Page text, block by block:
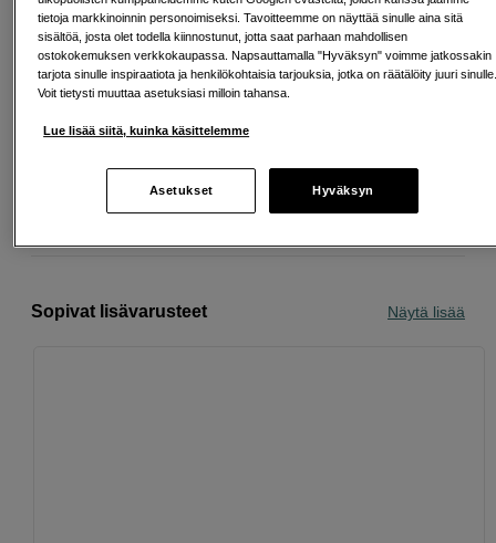
välilehteen)
Osta nyt ja maksa myöhemmin
Henkilökohtaista palvelua
Sopivat lisävarusteet Näytä lisää
tietoja markkinoinnin personoimiseksi. Tavoitteemme on näyttää sinulle aina sitä
sisältöä, josta olet todella kiinnostunut, jotta saat parhaan mahdollisen
ostokokemuksen verkkokaupassa. Napsauttamalla "Hyväksyn" voimme jatkossakin
tarjota sinulle inspiraatiota ja henkilökohtaisia tarjouksia, jotka on räätälöity juuri
Voit tietysti muuttaa asetuksiasi milloin tahansa.
Lue lisää siitä, kuinka käsittelemme
Asetukset Hyväksyn